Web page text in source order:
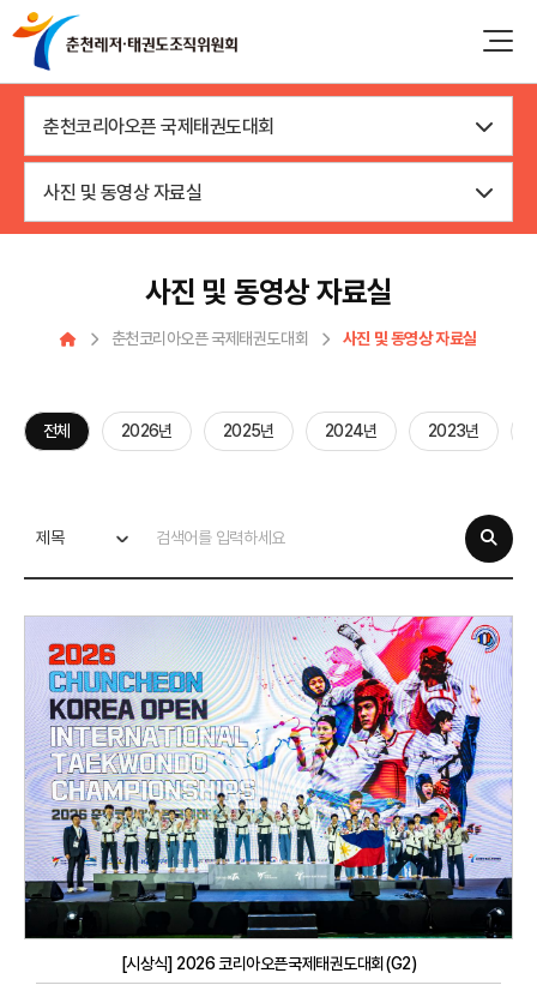
춘천코리아오픈 국제태권도대회
사진 및 동영상 자료실
사진 및 동영상 자료실
춘천코리아오픈 국제태권도대회 사진 및 동영상 자료실
전체 2026년 2025년 2024년 2023년
제목
[시상식] 2026 코리아오픈국제태권도대회(G2)